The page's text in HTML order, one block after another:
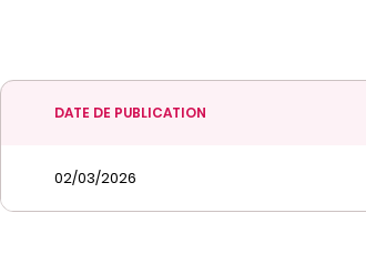
DATE DE PUBLICATION
02/03/2026